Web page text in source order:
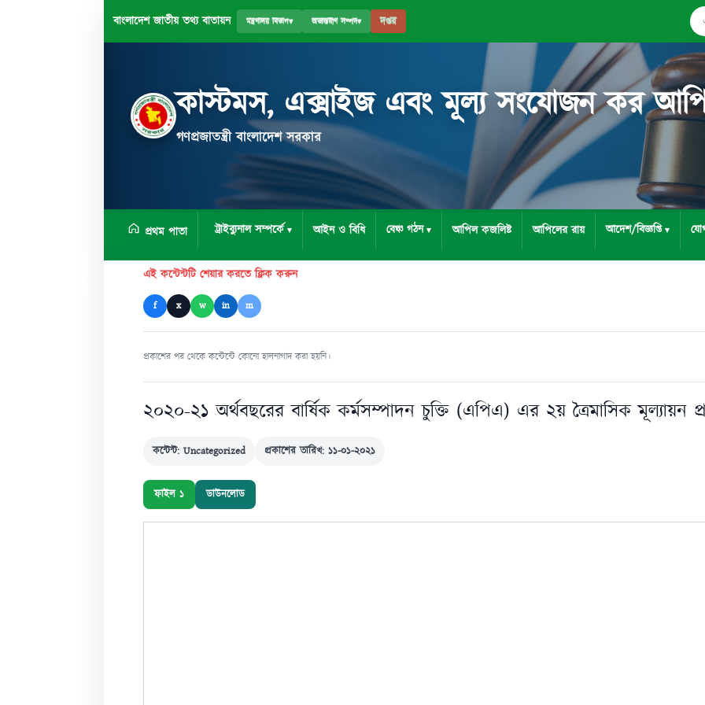
বাংলাদেশ জাতীয় তথ্য বাতায়ন মন্ত্রণালয় বিভাগ▾ অভ্যন্তরীণ সম্পদ▾ দপ্তর
কাস্টমস, এক্সাইজ এবং মূল্য সংযোজন কর আপিল
গণপ্রজাতন্ত্রী বাংলাদেশ সরকার
প্রথম পাতা ট্রাইব্যুনাল সম্পর্কে আইন ও বিধি বেঞ্চ গঠন আপিল কজলিষ্ট আপিলের রায় আদেশ/বিজ্ঞপ্তি
এই কন্টেন্টটি শেয়ার করতে ক্লিক করুন
f x w in m
প্রকাশের পর থেকে কন্টেন্টে কোনো হালনাগাদ করা হয়নি।
২০২০-২১ অর্থবছরের বার্ষিক কর্মসম্পাদন চুক্তি (এপিএ) এর ২য় ত্রৈমাসিক মূল্যায়ন
কন্টেন্ট: Uncategorized প্রকাশের তারিখ: ১১-০১-২০২১
ফাইল ১ ডাউনলোড